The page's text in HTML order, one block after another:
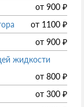
от 900 ₽
от 1100 ₽
от 900 ₽
жидкости
от 800 ₽
от 300 ₽